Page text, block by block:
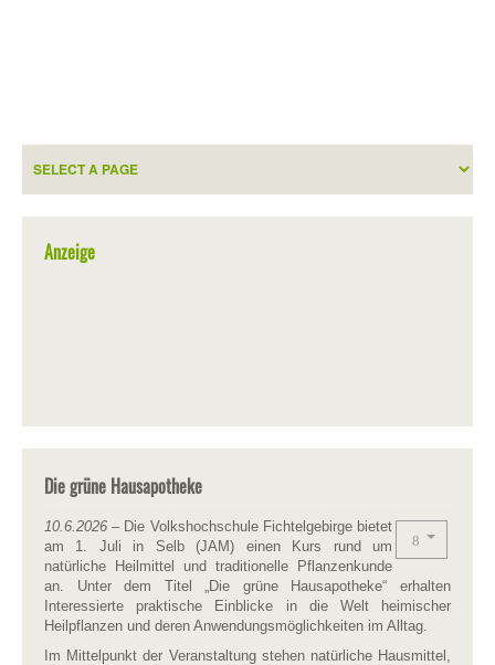
Anzeige
Die grüne Hausapotheke
10.6.2026 – Die Volkshochschule Fichtelgebirge bietet
am 1. Juli in Selb (JAM) einen Kurs rund um
natürliche Heilmittel und traditionelle Pflanzenkunde
an. Unter dem Titel „Die grüne Hausapotheke“ erhalten
Interessierte praktische Einblicke in die Welt heimischer
Heilpflanzen und deren Anwendungsmöglichkeiten im Alltag.
Im Mittelpunkt der Veranstaltung stehen natürliche Hausmittel,